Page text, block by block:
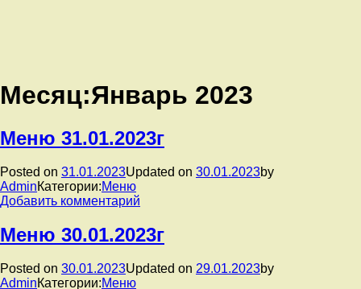
Месяц:Январь 2023
Меню 31.01.2023г
Posted on 31.01.2023Updated on 30.01.2023by
AdminКатегории:Меню
Добавить комментарий
Меню
31.01.2023г
Меню 30.01.2023г
Posted on 30.01.2023Updated on 29.01.2023by
AdminКатегории:Меню